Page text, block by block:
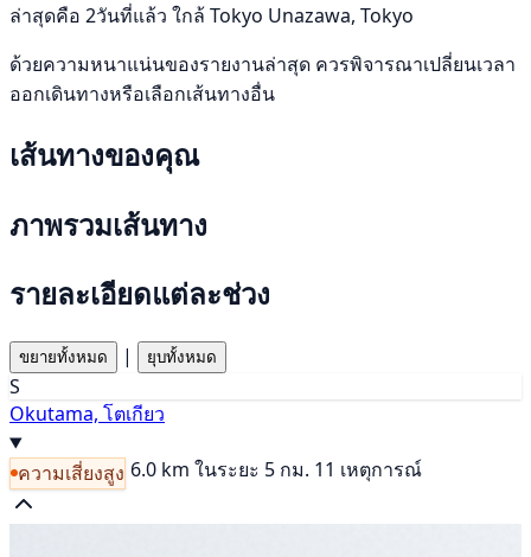
ล่าสุดคือ 2วันที่แล้ว ใกล้ Tokyo Unazawa, Tokyo
ด้วยความหนาแน่นของรายงานล่าสุด ควรพิจารณาเปลี่ยนเวลา
ออกเดินทางหรือเลือกเส้นทางอื่น
เส้นทางของคุณ
ภาพรวมเส้นทาง
รายละเอียดแต่ละช่วง
ขยายทั้งหมด | ยุบทั้งหมด
S
Okutama, โตเกียว
ความเสี่ยงสูง 6.0 km ในระยะ 5 กม. 11 เหตุการณ์